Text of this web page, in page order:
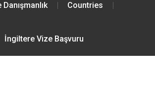
Danışmanlık Countries
İngiltere Vize Başvuru